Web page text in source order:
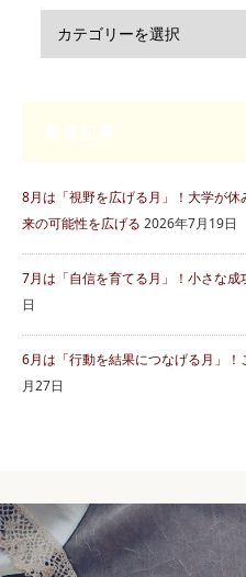
8月は「視野を広げる月」！大学が
来の可能性を広げる 2026年7月19日
7月は「自信を育てる月」！小さな成
日
6月は「行動を結果につなげる月」
月27日